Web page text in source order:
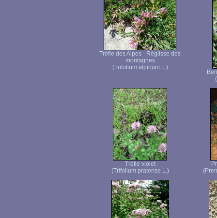
Trèfle des Alpes - Réglisse des
montagnes
(Trifolium alpinum L.)
Trèfle violet
(Trifolium pratense L.)